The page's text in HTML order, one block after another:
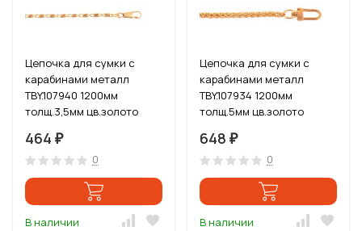
Цепочка для сумки с
карабинами металл
TBY.107940 1200мм
толщ.3,5мм цв.золото
464 ₽
0
В наличии
Цепочка для сумки с
карабинами металл
TBY.107934 1200мм
толщ.5мм цв.золото
648 ₽
0
В наличии